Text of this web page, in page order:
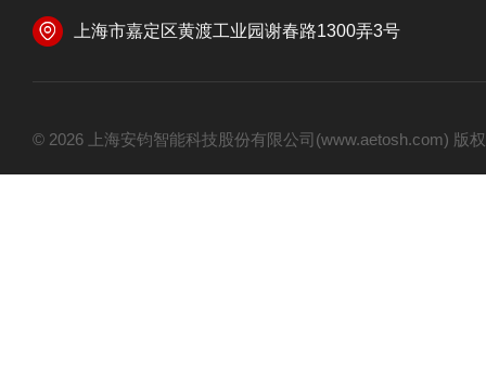
上海市嘉定区黄渡工业园谢春路1300弄3号
© 2026 上海安钧智能科技股份有限公司(www.aetosh.com)